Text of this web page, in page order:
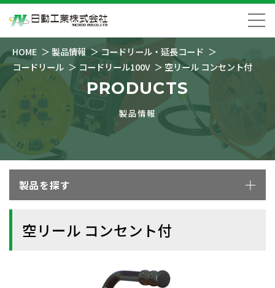
HOME 製品情報
コードリール・延長コード
コードリール
コードリール100V 空リール コンセント付
PRODUCTS
製品情報
製品を探す
空リール コンセント付